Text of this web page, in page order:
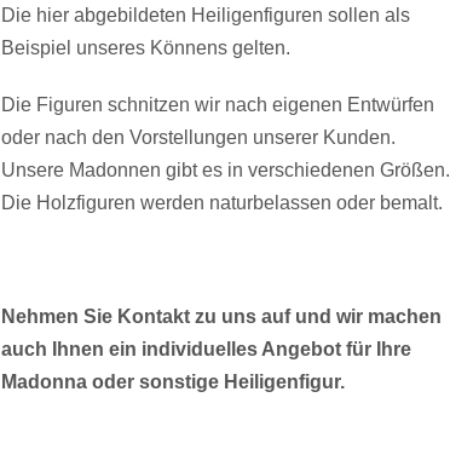
Die hier abgebildeten Heiligenfiguren sollen als
Beispiel unseres Könnens gelten.
Die Figuren schnitzen wir nach eigenen Entwürfen
oder nach den Vorstellungen unserer Kunden.
Unsere Madonnen gibt es in verschiedenen Größen.
Die Holzfiguren werden naturbelassen oder bemalt.
Nehmen Sie Kontakt zu uns auf und wir machen
auch Ihnen ein individuelles Angebot für Ihre
Madonna oder sonstige Heiligenfigur.